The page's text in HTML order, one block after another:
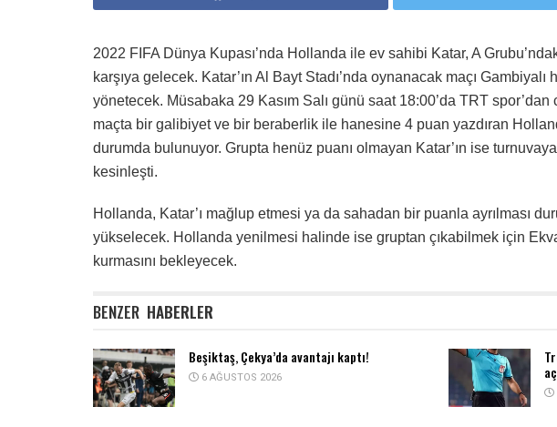
2022 FIFA Dünya Kupası’nda Hollanda ile ev sahibi Katar, A
karşıya gelecek. Katar’ın Al Bayt Stadı’nda oynanacak maçı Gambiyalı
yönetecek. Müsabaka 29 Kasım Salı günü saat 18:00’da TRT spor’dan
maçta bir galibiyet ve bir beraberlik ile hanesine 4 puan yazdıran
durumda bulunuyor. Grupta henüz puanı olmayan Katar’ın ise
kesinleşti.
Hollanda, Katar’ı mağlup etmesi ya da sahadan bir puanla ayrılması
yükselecek. Hollanda yenilmesi halinde ise gruptan çıkabilmek için
kurmasını bekleyecek.
BENZER HABERLER
Beşiktaş, Çekya’da avantajı kaptı!
6 AĞUSTOS 2026